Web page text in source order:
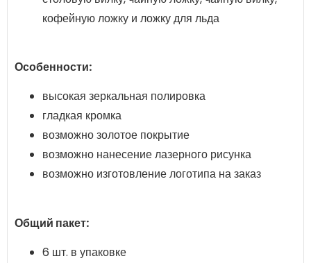
кофейную ложку и ложку для льда
Особенности:
высокая зеркальная полировка
гладкая кромка
возможно золотое покрытие
возможно нанесение лазерного рисунка
возможно изготовление логотипа на заказ
Общий пакет:
6 шт. в упаковке